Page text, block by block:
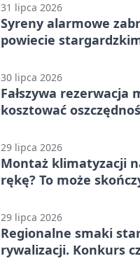
31 lipca 2026
Syreny alarmowe
powiecie
30 lipca 2026
Fałszywa rezerwacja
kosztować
29 lipca 2026
Montaż klimatyzacji
rękę? To może
29 lipca 2026
Regionalne smaki
rywalizacji. Konkurs